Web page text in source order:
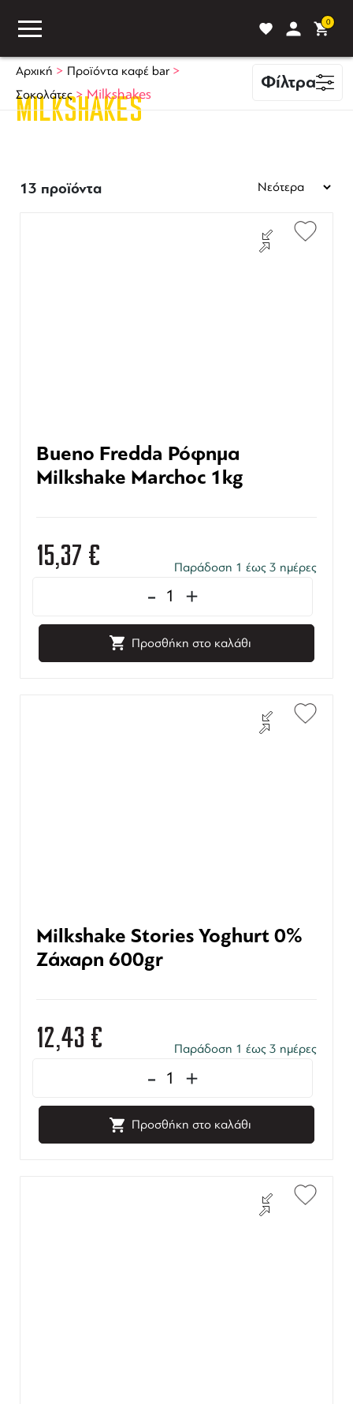
0
Αρχική > Προϊόντα καφέ bar>
Σοκολάτες>Milkshakes
Φίλτρα
MILKSHAKES
13 προϊόντα
Bueno Fredda Ρόφημα
Milkshake Marchoc 1kg
15,37 € Παράδοση 1 έως 3 ημέρες
- +
Προσθήκη στο καλάθι
Milkshake Stories Yoghurt 0%
Ζάχαρη 600gr
12,43 € Παράδοση 1 έως 3 ημέρες
- +
Προσθήκη στο καλάθι